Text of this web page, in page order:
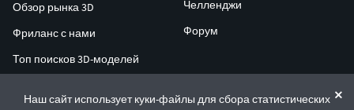
Наш сайт использует куки-файлы для сбора статистических
Обзор рынка 3D
Фриланс с нами
Топ поисков 3D-моделей
Челленджи
Форум